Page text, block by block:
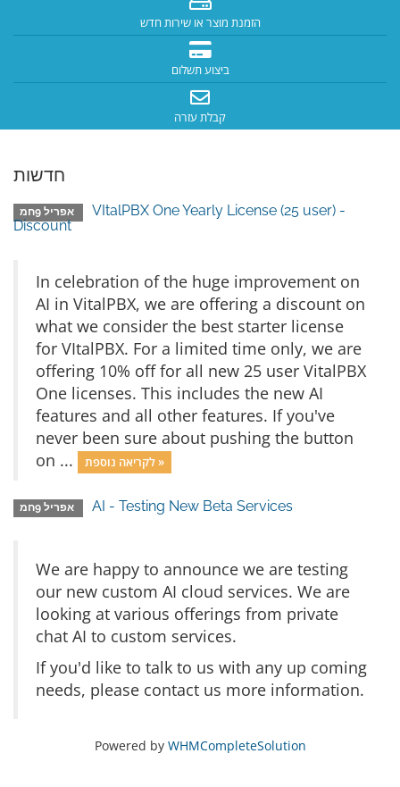
הזמנת מוצר או שירות חדש
ביצוע תשלום
קבלת עזרה
חדשות
VItalPBX One Yearly License (25 user) -
Discount
In celebration of the huge improvement on
AI in VitalPBX, we are offering a discount on
what we consider the best starter license
for VItalPBX. For a limited time only, we are
offering 10% off for all new 25 user VitalPBX
One licenses. This includes the new AI
features and all other features. If you've
never been sure about pushing the button
on ...
לקריאה נוספת »
AI - Testing New Beta Services
We are happy to announce we are testing
our new custom AI cloud services. We are
looking at various offerings from private
chat AI to custom services.
If you'd like to talk to us with any up coming
needs, please contact us more information.
Powered by WHMCompleteSolution